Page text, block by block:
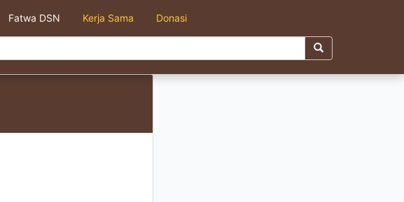
Fatwa DSN Kerja Sama Donasi